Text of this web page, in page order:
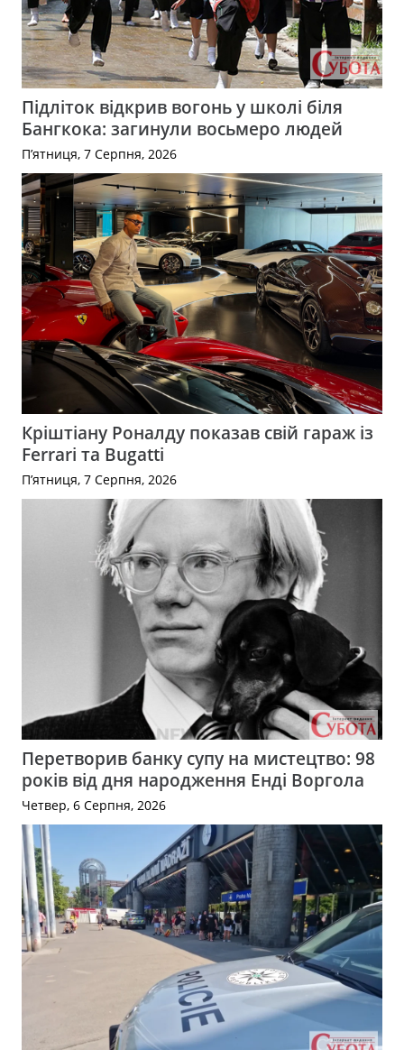
Підліток відкрив вогонь у школі біля
Бангкока: загинули восьмеро людей
П’ятниця, 7 Серпня, 2026
Кріштіану Роналду показав свій гараж із
Ferrari та Bugatti
П’ятниця, 7 Серпня, 2026
Перетворив банку супу на мистецтво: 98
років від дня народження Енді Воргола
Четвер, 6 Серпня, 2026